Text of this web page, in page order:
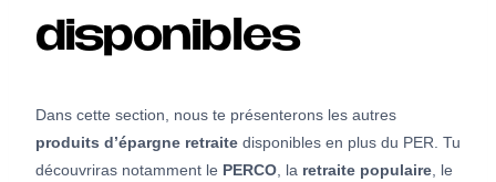
disponibles
Dans cette section, nous te présenterons les autres
produits d’épargne retraite disponibles en plus du PER. Tu
découvriras notamment le PERCO , la retraite populaire , le